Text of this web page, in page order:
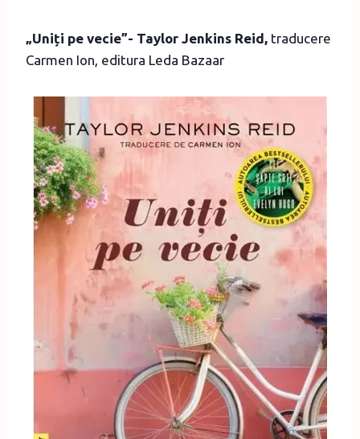
„Uniți pe vecie”- Taylor Jenkins Reid, traducere
Carmen Ion, editura Leda Bazaar